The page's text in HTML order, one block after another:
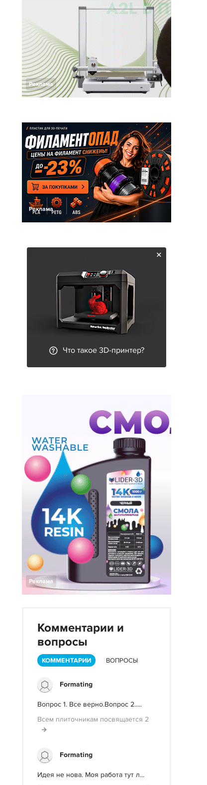
Реклама
Реклама
Что такое 3D-принтер?
Реклама
Комментарии и
вопросы
КОММЕНТАРИИ ВОПРОСЫ
Formating
Вопрос 1. Все верно.Вопрос 2.....
Всем плиточникам посвящается 2
Formating
Идея не нова. Моя работа тут л...